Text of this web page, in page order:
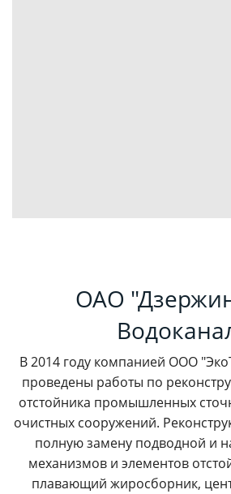
ОАО
В 2014 году компанией ООО
проведены работы по
отстойника промышленных
очистных сооружений.
полную замену подводной и
механизмов и элементов
плавающий жиросборник,